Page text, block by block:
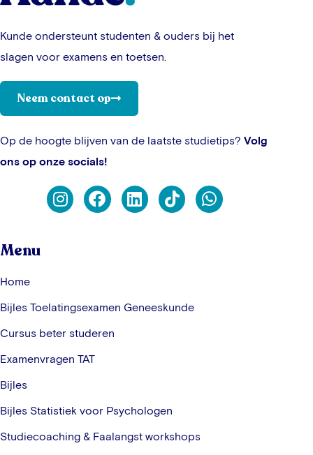
Kunde ondersteunt studenten & ouders bij het
slagen voor examens en toetsen.
Neem contact op
Op de hoogte blijven van de laatste studietips? Volg
ons op onze socials!
Menu
Home
Bijles Toelatingsexamen Geneeskunde
Cursus beter studeren
Examenvragen TAT
Bijles
Bijles Statistiek voor Psychologen
Studiecoaching & Faalangst workshops